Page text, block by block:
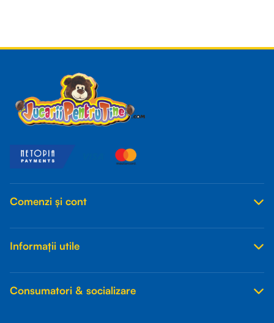
Comenzi și cont
Informații utile
Consumatori & socializare